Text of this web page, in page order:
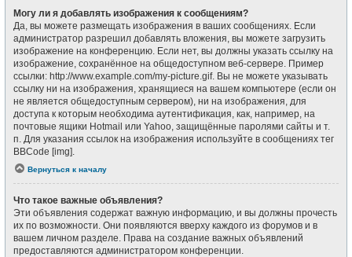
Могу ли я добавлять изображения к сообщениям?
Да, вы можете размещать изображения в ваших сообщениях. Если
администратор разрешил добавлять вложения, вы можете загрузить
изображение на конференцию. Если нет, вы должны указать ссылку на
изображение, сохранённое на общедоступном веб-сервере. Пример
ссылки: http://www.example.com/my-picture.gif. Вы не можете указывать
ссылку ни на изображения, хранящиеся на вашем компьютере (если он
не является общедоступным сервером), ни на изображения, для
доступа к которым необходима аутентификация, как, например, на
почтовые ящики Hotmail или Yahoo, защищённые паролями сайты и т.
п. Для указания ссылок на изображения используйте в сообщениях тег
BBCode [img].
Вернуться к началу
Что такое важные объявления?
Эти объявления содержат важную информацию, и вы должны прочесть
их по возможности. Они появляются вверху каждого из форумов и в
вашем личном разделе. Права на создание важных объявлений
предоставляются администратором конференции.